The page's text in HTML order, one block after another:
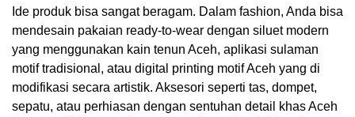
Ide produk bisa sangat beragam. Dalam fashion, Anda bisa
mendesain pakaian ready-to-wear dengan siluet modern
yang menggunakan kain tenun Aceh, aplikasi sulaman
motif tradisional, atau digital printing motif Aceh yang di
modifikasi secara artistik. Aksesori seperti tas, dompet,
sepatu, atau perhiasan dengan sentuhan detail khas Aceh